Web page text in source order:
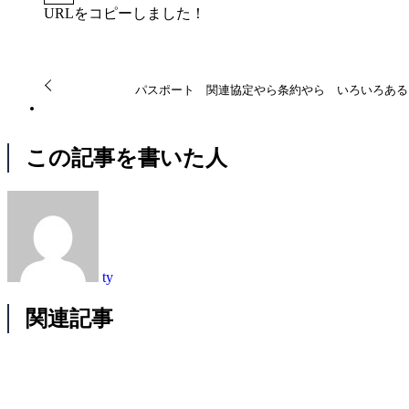
URLをコピーしました！
パスポート 関連協定やら条約やら いろいろある
この記事を書いた人
ty
関連記事